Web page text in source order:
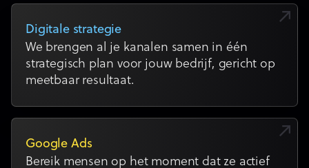
Digitale strategie
We brengen al je kanalen samen in één
strategisch plan voor jouw bedrijf, gericht op
meetbaar resultaat.
Google Ads
Bereik mensen op het moment dat ze actief